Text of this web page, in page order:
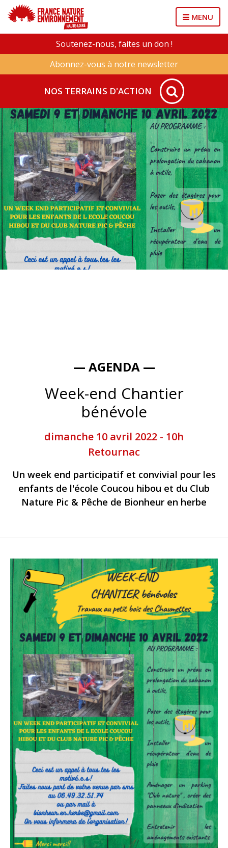
MENU
Soutenez-nous, faites un don !
Abonnez-vous à notre newsletter
NOS TERRAINS D'ACTION
— AGENDA —
Week-end Chantier
bénévole
dimanche 10 avril 2022 - 10h
Retournac
Un week end participatif et convivial pour les
enfants de l'école Coucou hibou et du Club
Nature Pic & Pêche de Bionheur en herbe